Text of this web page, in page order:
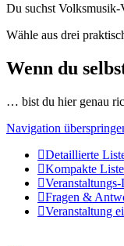
Du suchst Volksmusik-
Wähle aus drei
Wenn du
… bist du hier genau
Navigation
Detaillierte
Kompakte Liste
Fragen &
Veranstaltung